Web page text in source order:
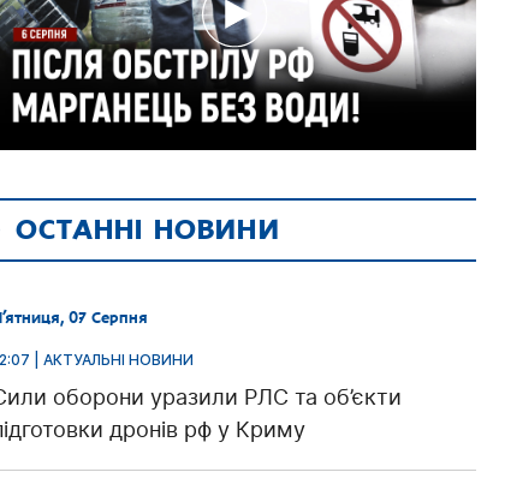
ОСТАННІ НОВИНИ
07 Серпня
| АКТУАЛЬНІ НОВИНИ
оборони уразили РЛС та об’єкти
дронів рф у Криму